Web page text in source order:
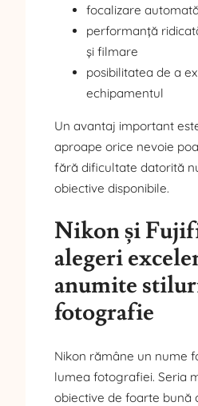
focalizare
performanță
și filmare
posibilitatea de a
echipamentul
Un avantaj important
aproape orice nevoie
fără dificultate datorită
obiective disponibile.
Nikon și
alegeri
anumite
fotografie
Nikon rămâne un nume
lumea fotografiei. Seria
obiective de foarte bună